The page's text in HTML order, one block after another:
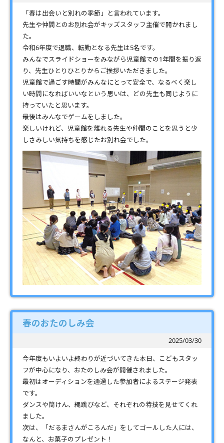
「春は出会いと別れの季節」と言われています。
先生や仲間とのお別れ会がキッズスタッフ主催で開かれまし
た。
令和6年度で退職、転勤となる先生は5名です。
みんなでスライドショーをみながら児童館での1年間を振り返
り、先生ひとりひとりからご挨拶いただきました。
児童館で過ごす時間がみんなにとって安全で、なるべく楽し
い時間になればいいなという思いは、どの先生も同じように
持っていたと思います。
最後はみんなでゲームをしました。
楽しいけれど、児童館を離れる先生や仲間のことを思うと少
しさみしい気持ちを感じたお別れ会でした。
春のおたのしみ会
2025/03/30
今年度もいよいよ終わりが近づいてきた本日、こどもスタッ
フが中心になり、おたのしみ会が開催されました。
最初はオーディションを通過した参加者によるステージ発表
です。
ダンスや筒けん、縄跳びなど、それぞれの特技を見せてくれ
ました。
次は、「だるまさんがころんだ」をしてゴールした人には、
なんと、お菓子のプレゼント！